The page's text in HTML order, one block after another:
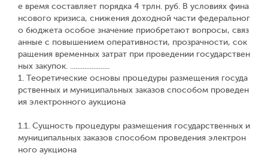
е время составляет порядка 4 трлн. руб. В условиях фина
нсового кризиса, снижения доходной части федеральног
о бюджета особое значение приобретают вопросы, связ
анные с повышением оперативности, прозрачности, сок
ращения временных затрат при проведении государствен
ных закупок. ......................
1. Теоретические основы процедуры размещения госуда
рственных и муниципальных заказов способом проведен
ия электронного аукциона
1.1. Сущность процедуры размещения государственных и
муниципальных заказов способом проведения электрон
ного аукциона